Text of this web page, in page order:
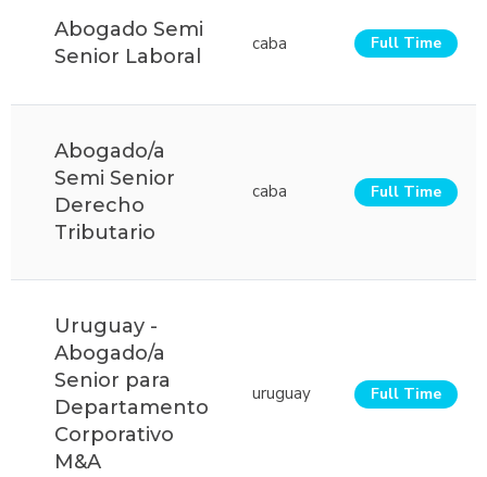
Abogado Semi
Senior Laboral
caba Full Time
Abogado/a
Semi Senior
Derecho
Tributario
caba Full Time
Uruguay -
Abogado/a
Senior para
Departamento
Corporativo
M&A
uruguay Full Time